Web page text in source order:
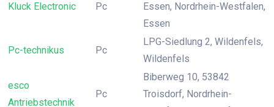
Kluck Electronic Pc
Essen, Nordrhein-Westfalen,
Essen
Pc-technikus Pc
LPG-Siedlung 2, Wildenfels,
Wildenfels
esco
Antriebstechnik
Pc
Biberweg 10, 53842
Troisdorf, Nordrhein-